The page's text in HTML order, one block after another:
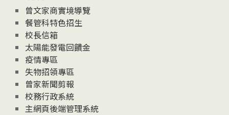
息
News
曾文家商實境導覽
餐管科特色招生
校長信箱
太陽能發電回饋金
疫情專區
失物招領專區
曾家新聞剪報
校務行政系統
主網頁後端管理系統